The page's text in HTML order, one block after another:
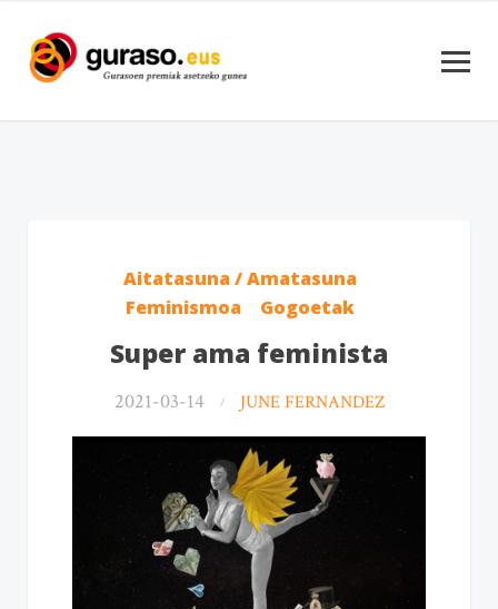
Aitatasuna / Amatasuna
Feminismoa
Gogoetak
Super ama feminista
2021-03-14 JUNE FERNANDEZ